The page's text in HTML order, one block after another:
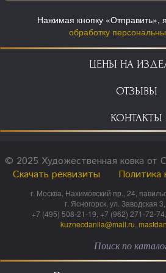
Нажимая кнопку «Отправить»,
обработку
ЦЕНЫ НА
ОТЗЫВЫ
КОНТАКТЫ
© 2025 Художественная ковка
Скачать реквизиты
Политика
г. Москва, Нахимовский пр., 24,
г. Ясногорск, ул. Заводская
+7 (495) 508-21-19, +7 (962) 271-72-
kuznecdanila@mail.ru